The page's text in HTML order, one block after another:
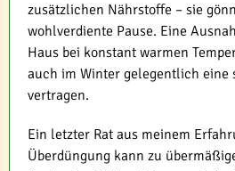
zusätzlichen Nährstoffe – sie
wohlverdiente Pause. Eine
Haus bei konstant warmen
auch im Winter gelegentlich eine
vertragen.
Ein letzter Rat aus meinem
Überdüngung kann zu